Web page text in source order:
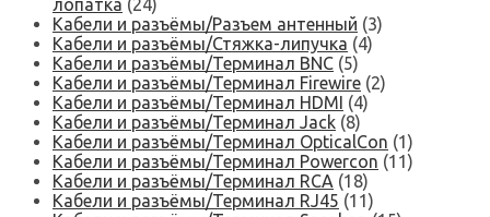
лопатка (24)
Кабели и разъёмы/Разъем антенный (3)
Кабели и разъёмы/Стяжка-липучка (4)
Кабели и разъёмы/Терминал BNC (5)
Кабели и разъёмы/Терминал Firewire (2)
Кабели и разъёмы/Терминал HDMI (4)
Кабели и разъёмы/Терминал Jack (8)
Кабели и разъёмы/Терминал OpticalCon (1)
Кабели и разъёмы/Терминал Powercon (11)
Кабели и разъёмы/Терминал RCA (18)
Кабели и разъёмы/Терминал RJ45 (11)